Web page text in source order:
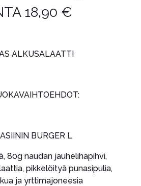
18,90 €
ALKUSALAATTI
BURGER L
80g naudan jauhelihapihvi,
pikkelöityä punasipulia,
ja yrttimajoneesia